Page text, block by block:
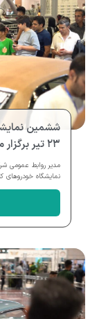
ششمین
۲۳ تیر برگزار می‌شود
مدیر روابط عمومی
نمایشگاه خودروهای